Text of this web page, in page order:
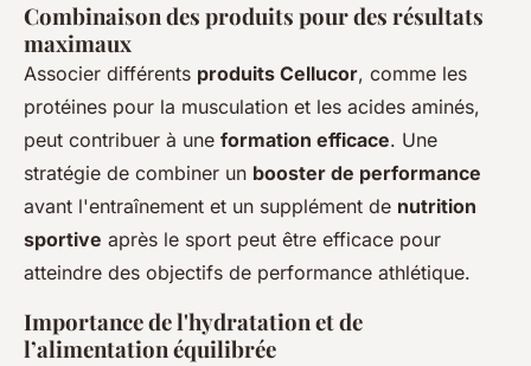
Combinaison des produits pour des résultats
maximaux
Associer différents produits Cellucor, comme les
protéines pour la musculation et les acides aminés,
peut contribuer à une formation efficace. Une
stratégie de combiner un booster de performance
avant l'entraînement et un supplément de nutrition
sportive après le sport peut être efficace pour
atteindre des objectifs de performance athlétique.
Importance de l'hydratation et de
l’alimentation équilibrée